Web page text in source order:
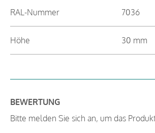
RAL-Nummer 7036
Höhe 30 mm
BEWERTUNG
Bitte melden Sie sich an, um das